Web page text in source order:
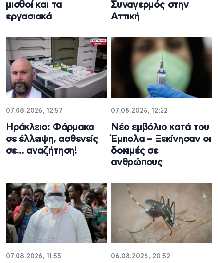
μισθοί και τα
εργασιακά
Συναγερμός στην
Αττική
07.08.2026, 12:57
Ηράκλειο: Φάρμακα
σε έλλειψη, ασθενείς
σε… αναζήτηση!
07.08.2026, 12:22
Νέο εμβόλιο κατά του
Έμπολα – Ξεκίνησαν οι
δοκιμές σε
ανθρώπους
07.08.2026, 11:55 06.08.2026, 20:52